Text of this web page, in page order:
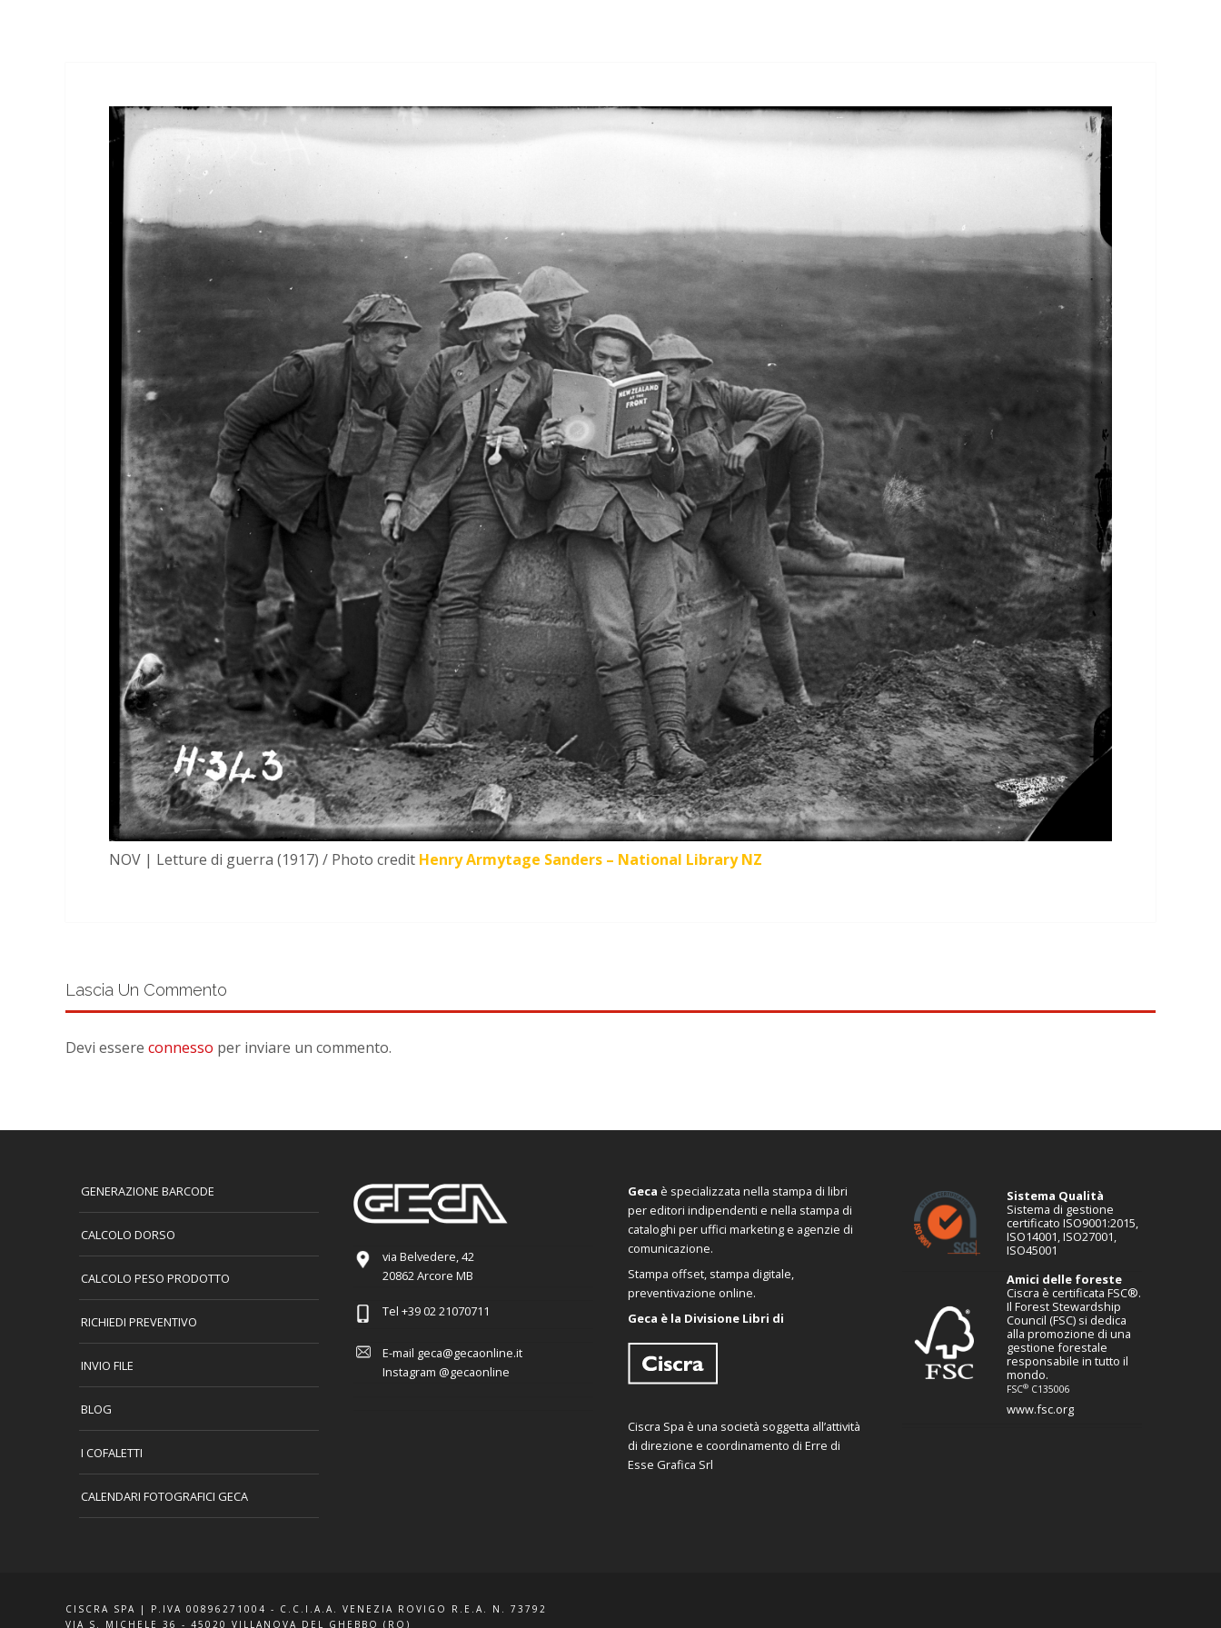
NOV | Letture di guerra (1917) / Photo credit Henry Armytage Sanders – National Library NZ
Lascia Un Commento
Devi essere connesso per inviare un commento.
GENERAZIONE BARCODE
CALCOLO DORSO
CALCOLO PESO PRODOTTO
RICHIEDI PREVENTIVO
INVIO FILE
BLOG
I COFALETTI
CALENDARI FOTOGRAFICI GECA
via Belvedere, 42
20862 Arcore MB
Tel +39 02 21070711
E-mail geca@gecaonline.it
Instagram @gecaonline
Geca è specializzata nella stampa di libri
per editori indipendenti e nella stampa di
cataloghi per uffici marketing e agenzie di
comunicazione.
Stampa offset, stampa digitale,
preventivazione online.
Geca è la Divisione Libri di
Ciscra Spa è una società soggetta all’attività
di direzione e coordinamento di Erre di
Esse Grafica Srl
Sistema Qualità
Sistema di gestione
certificato ISO9001:2015,
ISO14001, ISO27001,
ISO45001
Amici delle foreste
Ciscra è certificata FSC®.
Il Forest Stewardship
Council (FSC) si dedica
alla promozione di una
gestione forestale
responsabile in tutto il
mondo.
FSC®C135006
www.fsc.org
CISCRA SPA | P.IVA 00896271004 - C.C.I.A.A. VENEZIA ROVIGO R.E.A. N. 73792
VIA S. MICHELE 36 - 45020 VILLANOVA DEL GHEBBO (RO)